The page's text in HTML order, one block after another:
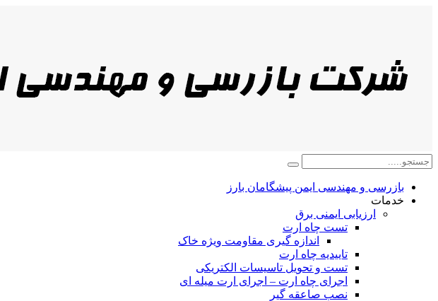
بازرسی و مهندسی ایمن پیشگامان بارز
خدمات
ارزیابی ایمنی برق
تست چاه ارت
اندازه گیری مقاومت ویژه خاک
تاییدیه چاه ارت
تست و تحویل تاسیسات الکتریکی
اجرای چاه ارت – اجرای ارت میله ای
نصب صاعقه گیر